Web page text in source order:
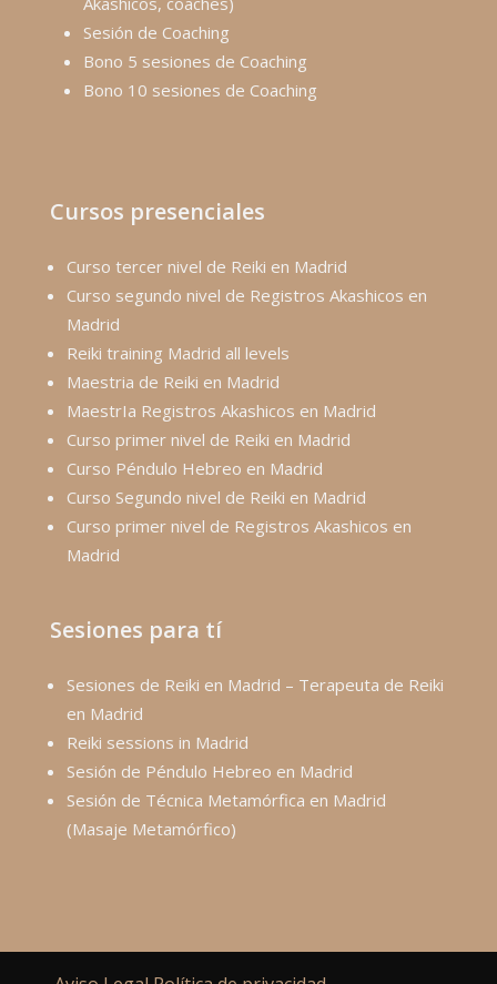
Sesión de Coaching
Bono 5 sesiones de Coaching
Bono 10 sesiones de Coaching
Cursos presenciales
Curso tercer nivel de Reiki en Madrid
Curso segundo nivel de Registros Akashicos en
Madrid
Reiki training Madrid all levels
Maestria de Reiki en Madrid
MaestrIa Registros Akashicos en Madrid
Curso primer nivel de Reiki en Madrid
Curso Péndulo Hebreo en Madrid
Curso Segundo nivel de Reiki en Madrid
Curso primer nivel de Registros Akashicos en
Madrid
Sesiones para tí
Sesiones de Reiki en Madrid – Terapeuta de Reiki
en Madrid
Reiki sessions in Madrid
Sesión de Péndulo Hebreo en Madrid
Sesión de Técnica Metamórfica en Madrid
(Masaje Metamórfico)